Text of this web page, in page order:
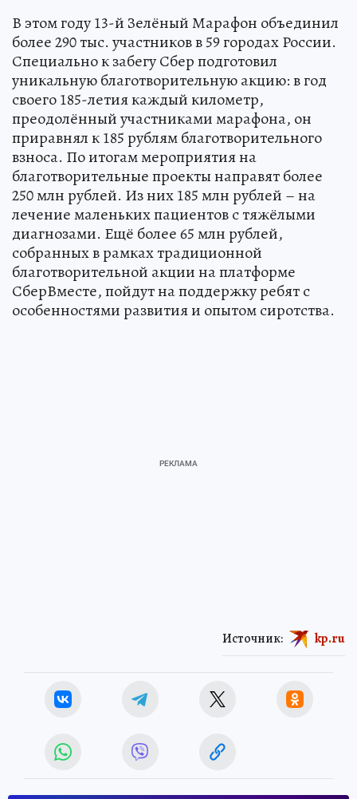
В этом году 13-й Зелёный Марафон объединил
более 290 тыс. участников в 59 городах России.
Специально к забегу Сбер подготовил
уникальную благотворительную акцию: в год
своего 185-летия каждый километр,
преодолённый участниками марафона, он
приравнял к 185 рублям благотворительного
взноса. По итогам мероприятия на
благотворительные проекты направят более
250 млн рублей. Из них 185 млн рублей – на
лечение маленьких пациентов с тяжёлыми
диагнозами. Ещё более 65 млн рублей,
собранных в рамках традиционной
благотворительной акции на платформе
СберВместе, пойдут на поддержку ребят с
особенностями развития и опытом сиротства.
Источник: kp.ru